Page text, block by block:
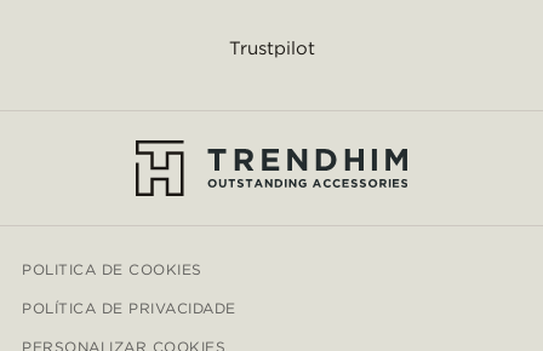
Trustpilot
POLITICA DE COOKIES
POLÍTICA DE PRIVACIDADE
PERSONALIZAR COOKIES